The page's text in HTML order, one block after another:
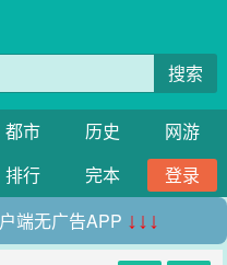
搜索
都市 历史
网游
排行 完本
登录
端无广告APP ↓↓↓